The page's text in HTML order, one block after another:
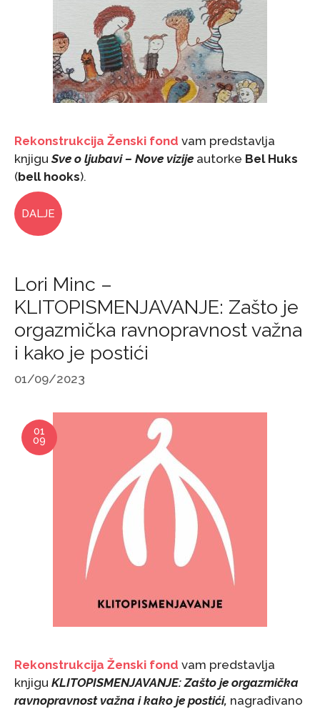
Rekonstrukcija Ženski fond vam predstavlja
knjiguSve o ljubavi – Nove vizije autorke Bel Huks
(bell hooks).
DALJE
Lori Minc –
KLITOPISMENJAVANJE: Zašto je
orgazmička ravnopravnost važna
i kako je postići
01/09/2023
01
09
Rekonstrukcija Ženski fond vam predstavlja
knjigu KLITOPISMENJAVANJE: Zašto je orgazmička
ravnopravnost važna i kako je postići, nagrađivano